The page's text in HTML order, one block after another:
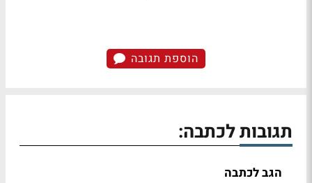
הוספת תגובה
תגובות לכתבה:
הגב לכתבה